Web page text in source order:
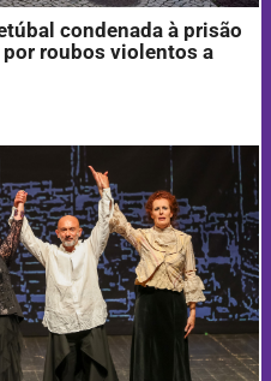
condenada à prisão
roubos violentos a